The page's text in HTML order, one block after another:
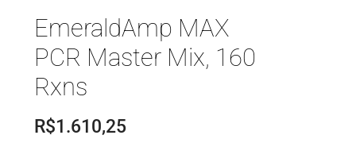
EmeraldAmp MAX
PCR Master Mix, 160
Rxns
R$1.610,25